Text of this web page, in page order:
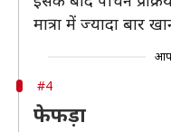
मात्रा में ज्यादा बार
#4
फेफड़ा